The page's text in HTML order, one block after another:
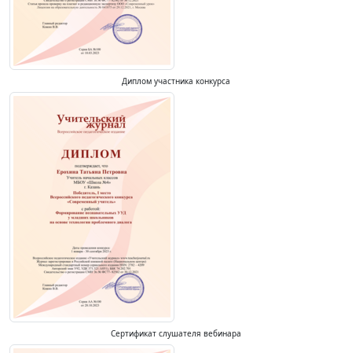
Диплом участника конкурса
Сертификат слушателя вебинара